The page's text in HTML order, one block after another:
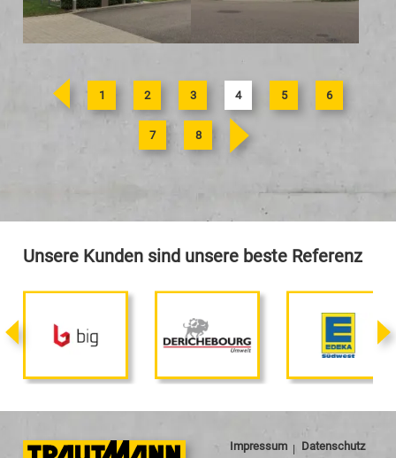
1 2 3 4 5 6
7 8 >
Unsere Kunden sind unsere beste Referenz
Impressum Datenschutz